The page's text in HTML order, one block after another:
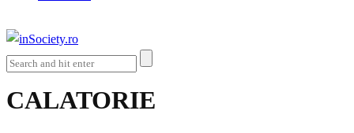
CALATORIE